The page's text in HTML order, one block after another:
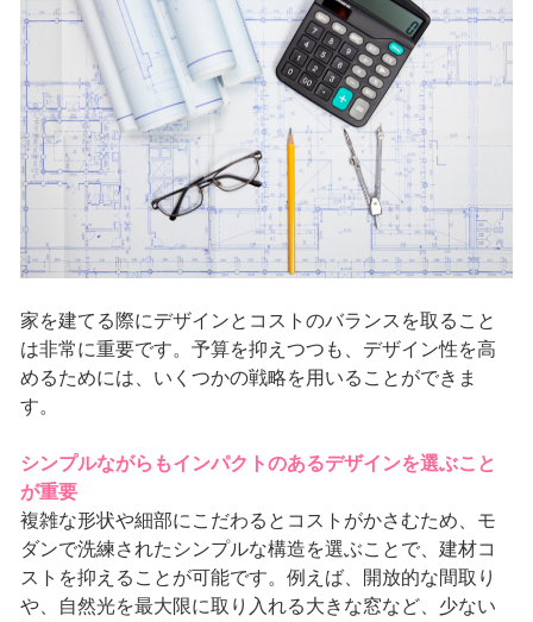
家を建てる際にデザインとコストのバランスを取ること
は非常に重要です。予算を抑えつつも、デザイン性を高
めるためには、いくつかの戦略を用いることができま
す。
シンプルながらもインパクトのあるデザインを選ぶこと
が重要
複雑な形状や細部にこだわるとコストがかさむため、モ
ダンで洗練されたシンプルな構造を選ぶことで、建材コ
ストを抑えることが可能です。例えば、開放的な間取り
や、自然光を最大限に取り入れる大きな窓など、少ない